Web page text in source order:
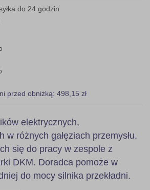
do 24 godzin
przed obniżką: 498,15 zł
elektrycznych,
w różnych gałęziach przemysłu.
się do pracy w zespole z
DKM. Doradca pomoże w
do mocy silnika przekładni.